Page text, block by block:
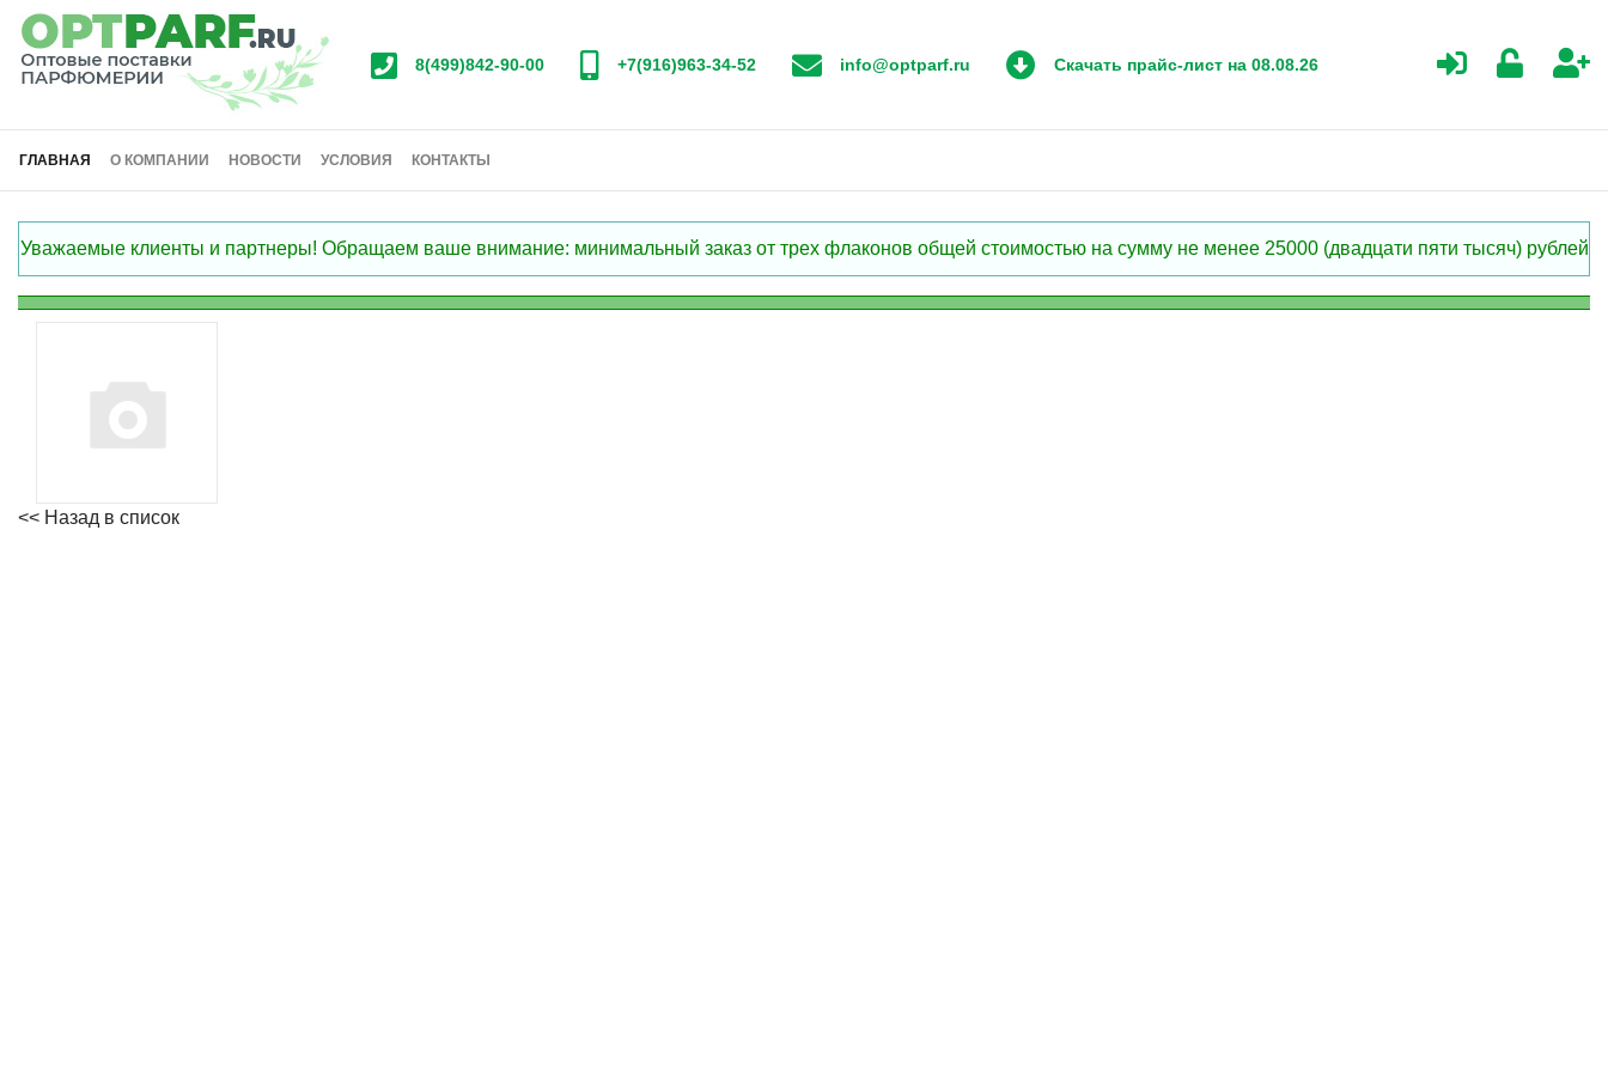
8(499)842-90-00 +7(916)963-34-52 info@optparf.ru Скачать прайс-лист на 08.08.26
ГЛАВНАЯ О КОМПАНИИ НОВОСТИ УСЛОВИЯ КОНТАКТЫ
Уважаемые клиенты и партнеры! Обращаем ваше внимание: минимальный заказ от трех флаконов общей стоимостью на сумму не менее 25000 (двадцати пяти тысяч) рублей
<< Назад в список